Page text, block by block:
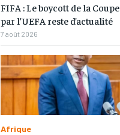
FIFA : Le boycott de la
par l’UEFA reste d’actualité
7 août 2026
Afrique